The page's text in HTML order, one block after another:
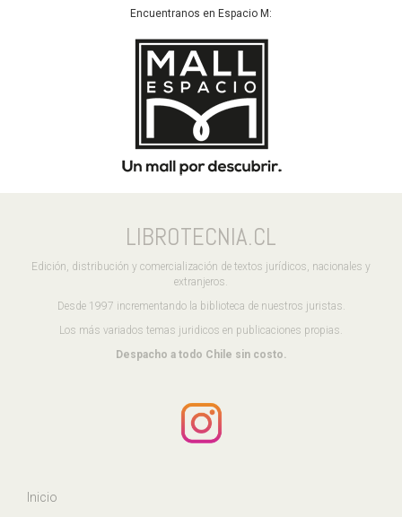
Encuentranos en Espacio M:
LIBROTECNIA.CL
Edición, distribución y comercialización de textos jurídicos, nacionales y
extranjeros.
Desde 1997 incrementando la biblioteca de nuestros juristas.
Los más variados temas juridicos en publicaciones propias.
Despacho a todo Chile sin costo.
Inicio